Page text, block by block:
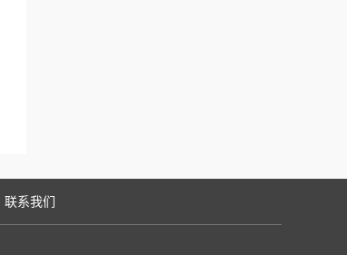
联系我们